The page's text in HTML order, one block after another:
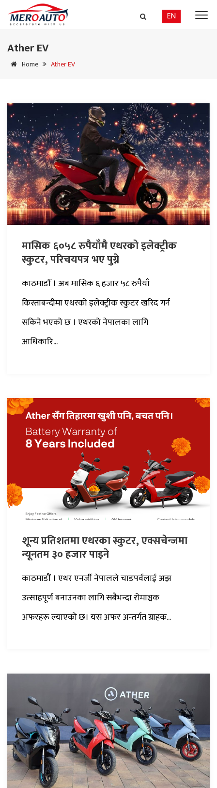
EN
Ather EV
Home Ather EV
मासिक ६०५८ रुपैयाँमै एथरको इलेक्ट्रीक
स्कुटर, परिचयपत्र भए पुग्ने
काठमाडौँ । अब मासिक ६ हजार ५८ रुपैयाँ
किस्ताबन्दीमा एथरको इलेक्ट्रीक स्कुटर खरिद गर्न
सकिने भएको छ । एथरको नेपालका लागि
आधिकारि...
शून्य प्रतिशतमा एथरका स्कुटर, एक्सचेन्जमा
न्यूनतम ३० हजार पाइने
काठमाडौं । एथर एनर्जी नेपालले चाडपर्वलाई अझ
उत्साहपूर्ण बनाउनका लागि सबैभन्दा रोमाञ्चक
अफरहरू ल्याएको छ। यस अफर अन्तर्गत ग्राहक...